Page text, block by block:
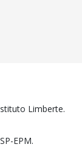
Limberte.
EPM.